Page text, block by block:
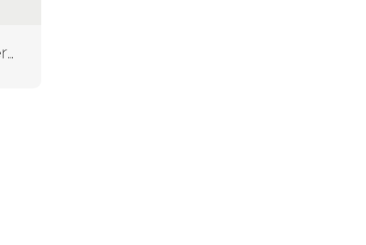
Zubehör für Schilder und Platten